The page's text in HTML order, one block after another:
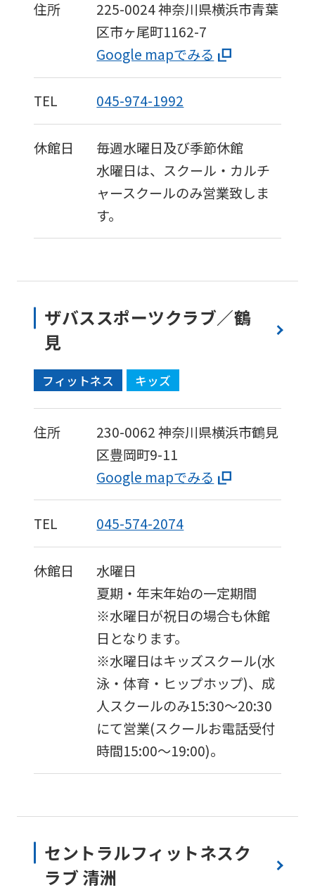
住所 225-0024神奈川県横浜市青葉
区市ヶ尾町1162-7
Google mapでみる
TEL 045-974-1992
休館日
毎週水曜日及び季節休館
水曜日は、スクール・カルチ
ャースクールのみ営業致しま
す。
ザバススポーツクラブ／鶴
見
フィットネス キッズ
住所 230-0062神奈川県横浜市鶴見
区豊岡町9-11
Google mapでみる
TEL 045-574-2074
休館日
水曜日
夏期・年末年始の一定期間
※水曜日が祝日の場合も休館
日となります。
※水曜日はキッズスクール(水
泳・体育・ヒップホップ)、成
人スクールのみ15:30〜20:30
にて営業(スクールお電話受付
時間15:00〜19:00)。
セントラルフィットネスク
ラブ 清洲
if
you
use
an
automatic
translation
service,
the
Japanese
of
website
be
mechanically,
so
it
may
not
be
an
accurate
translation.
translation
may
differ
from
the
original
content.
We
ask
you
understand